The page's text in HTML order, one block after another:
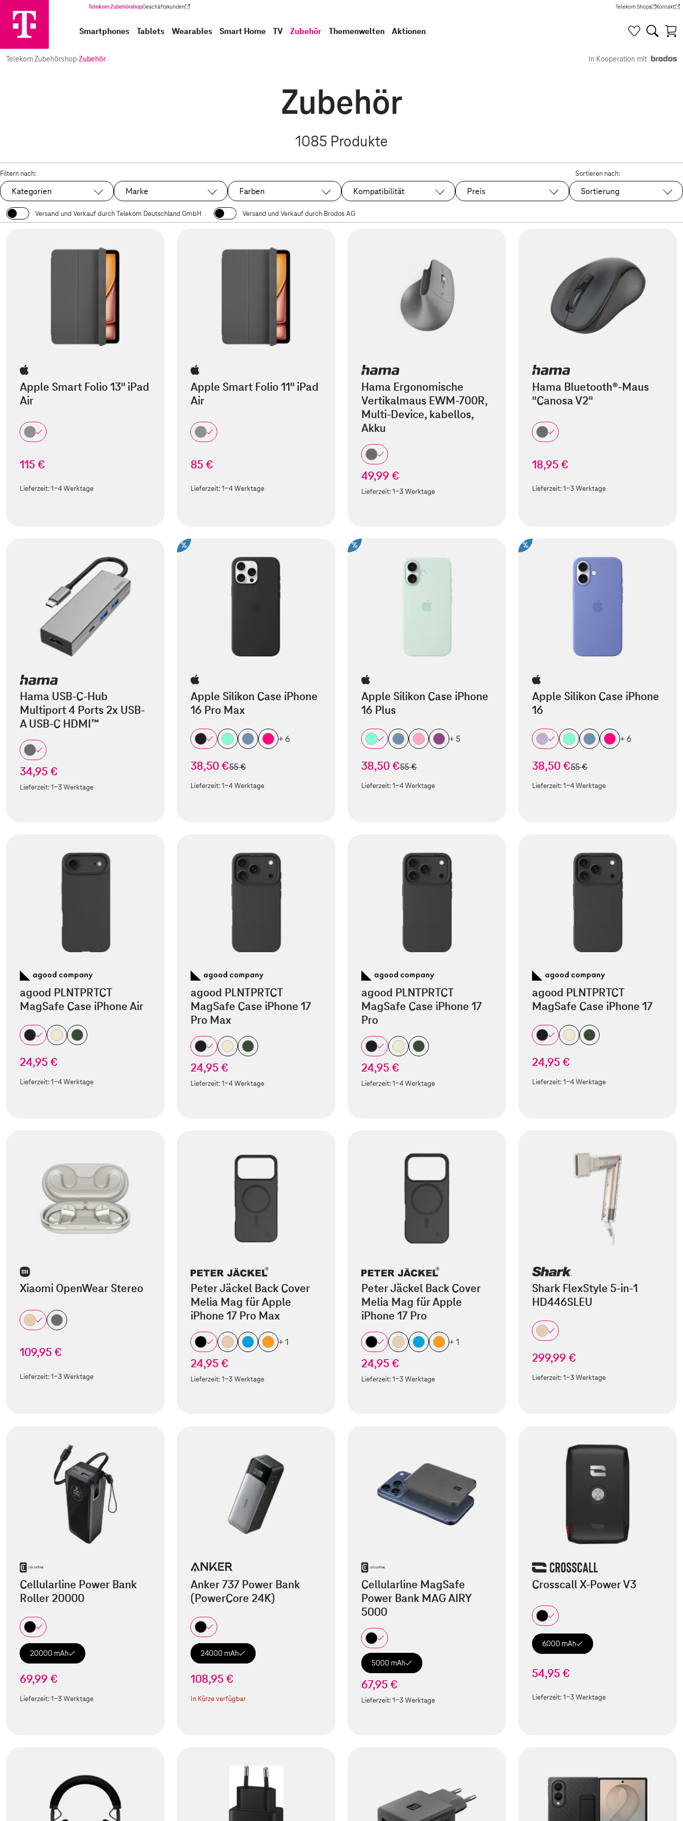
Telekom ZubehörshopGeschäftskunden
(Wird in einem neuen Tab geöffnet) Telekom Shops
(Wird in einem neuen Tab
Kontakt
(Wird in
Smartphones Tablets Wearables Smart Home TV Zubehör Themenwelten Aktionen
Telekom Zubehörshop·Zubehör In Kooperation mit
Zubehör
1085 Produkte
Filtern nach:
Kategorien Marke Farben Kompatibilität Preis
Sortieren nach:
Sortierung
Versand und Verkauf durch Telekom Deutschland GmbH Versand und Verkauf durch Brodos AG
Apple Smart Folio 13" iPad
Air
115 €
Lieferzeit:1-4 Werktage
Apple Smart Folio 11" iPad
Air
85 €
Lieferzeit:1-4 Werktage
Hama Ergonomische
Vertikalmaus EWM-700R,
Multi-Device, kabellos,
Akku
49,99 €
Lieferzeit:1-3 Werktage
Hama Bluetooth®-Maus
"Canosa V2"
18,95 €
Lieferzeit:1-3 Werktage
Hama USB-C-Hub
Multiport 4 Ports 2x USB-
A USB-C HDMI™
34,95 €
Lieferzeit:1-3 Werktage
%
Apple Silikon Case iPhone
16 Pro Max
+ 6
38,50 €statt
55 €
Lieferzeit:1-4 Werktage
%
Apple Silikon Case iPhone
16 Plus
+ 5
38,50 €statt
55 €
Lieferzeit:1-4 Werktage
%
Apple Silikon Case iPhone
16
+ 6
38,50 €statt
55 €
Lieferzeit:1-4 Werktage
agood PLNTPRTCT
MagSafe Case iPhone Air
24,95 €
Lieferzeit:1-4 Werktage
agood PLNTPRTCT
MagSafe Case iPhone 17
Pro Max
24,95 €
Lieferzeit:1-4 Werktage
agood PLNTPRTCT
MagSafe Case iPhone 17
Pro
24,95 €
Lieferzeit:1-4 Werktage
agood PLNTPRTCT
MagSafe Case iPhone 17
24,95 €
Lieferzeit:1-4 Werktage
Xiaomi OpenWear Stereo
109,95 €
Lieferzeit:1-3 Werktage
Peter Jäckel Back Cover
Melia Mag für Apple
iPhone 17 Pro Max
+ 1
24,95 €
Lieferzeit:1-3 Werktage
Peter Jäckel Back Cover
Melia Mag für Apple
iPhone 17 Pro
+ 1
24,95 €
Lieferzeit:1-3 Werktage
Shark FlexStyle 5-in-1
HD446SLEU
299,99 €
Lieferzeit:1-3 Werktage
Cellularline Power Bank
Roller 20000
20000 mAh
69,99 €
Lieferzeit:1-3 Werktage
Anker 737 Power Bank
(PowerCore 24K)
24000 mAh
108,95 €
In Kürze verfügbar
Cellularline MagSafe
Power Bank MAG AIRY
5000
5000 mAh
67,95 €
Lieferzeit:1-3 Werktage
Crosscall X-Power V3
6000 mAh
54,95 €
Lieferzeit:1-3 Werktage